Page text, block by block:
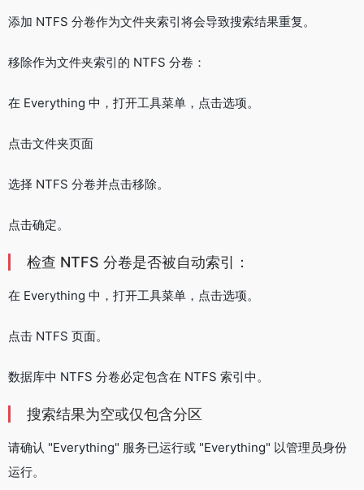
添加 NTFS 分卷作为文件夹索引将会导致搜索结果重复。
移除作为文件夹索引的 NTFS 分卷：
在 Everything 中，打开工具菜单，点击选项。
点击文件夹页面
选择 NTFS 分卷并点击移除。
点击确定。
检查 NTFS 分卷是否被自动索引：
在 Everything 中，打开工具菜单，点击选项。
点击 NTFS 页面。
数据库中 NTFS 分卷必定包含在 NTFS 索引中。
搜索结果为空或仅包含分区
请确认 "Everything" 服务已运行或 "Everything" 以管理员身份
运行。